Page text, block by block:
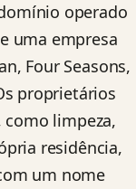
operado
uma empresa
Four Seasons,
proprietários
limpeza,
residência,
um nome